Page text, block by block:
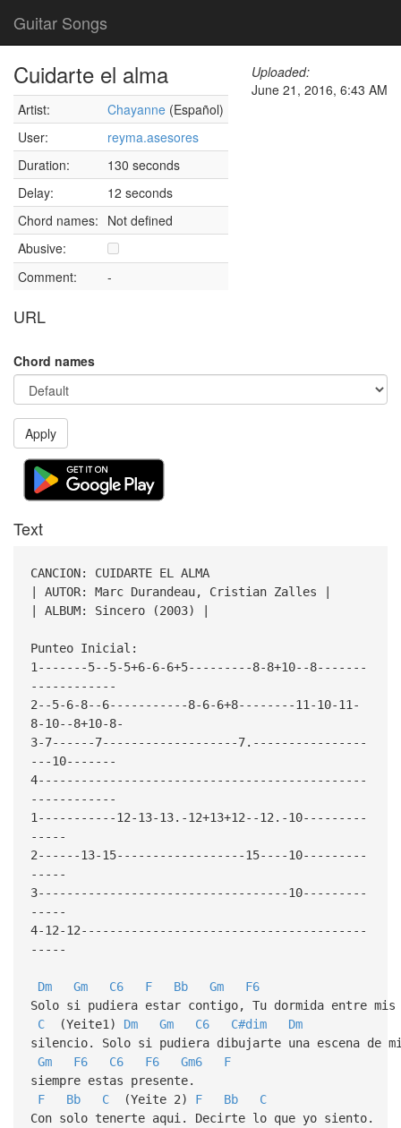
Guitar Songs
Cuidarte el alma
Artist: Chayanne (Español)
User:
reyma.asesores
Duration:
130 seconds
Delay:
12 seconds
Chord names: Not defined
Abusive:
Comment:
-
URL
Uploaded:
June 21, 2016, 6:43 AM
Chord names
Apply
Text
CANCION: CUIDARTE EL ALMA
| AUTOR: Marc Durandeau, Cristian Zalles |
| ALBUM: Sincero (2003) |
Punteo Inicial:
1-------5--5-5+6-6-6+5---------8-8+10--8-------
------------
2--5-6-8--6-----------8-6-6+8--------11-10-11-
8-10--8+10-8-
3-7------7-------------------7.----------------
---10-------
4----------------------------------------------
------------
1-----------12-13-13.-12+13+12--12.-10---------
-----
2------13-15------------------15----10---------
-----
3-----------------------------------10---------
-----
4-12-12----------------------------------------
-----
Dm Gm C6 F Bb Gm
F6
Solo si pudiera estar contigo, Tu dormida entre
C(Yeite1) Dm Gm C6 C#dim
Dm
silencio. Solo si pudiera dibujarte una escena de
Gm
F6 C6 F6 Gm6
F
siempre estas presente.
F
Bb C(Yeite 2) F Bb
C
Con solo tenerte aqui. Decirte lo que yo siento.